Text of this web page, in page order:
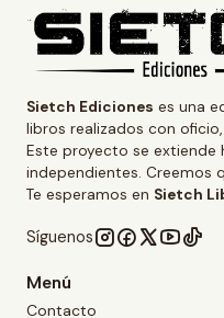
Sietch Ediciones es una
libros realizados con
Este proyecto se extiende
independientes. Creemos
Te esperamos en Sietch
Síguenos
Menú
Contacto